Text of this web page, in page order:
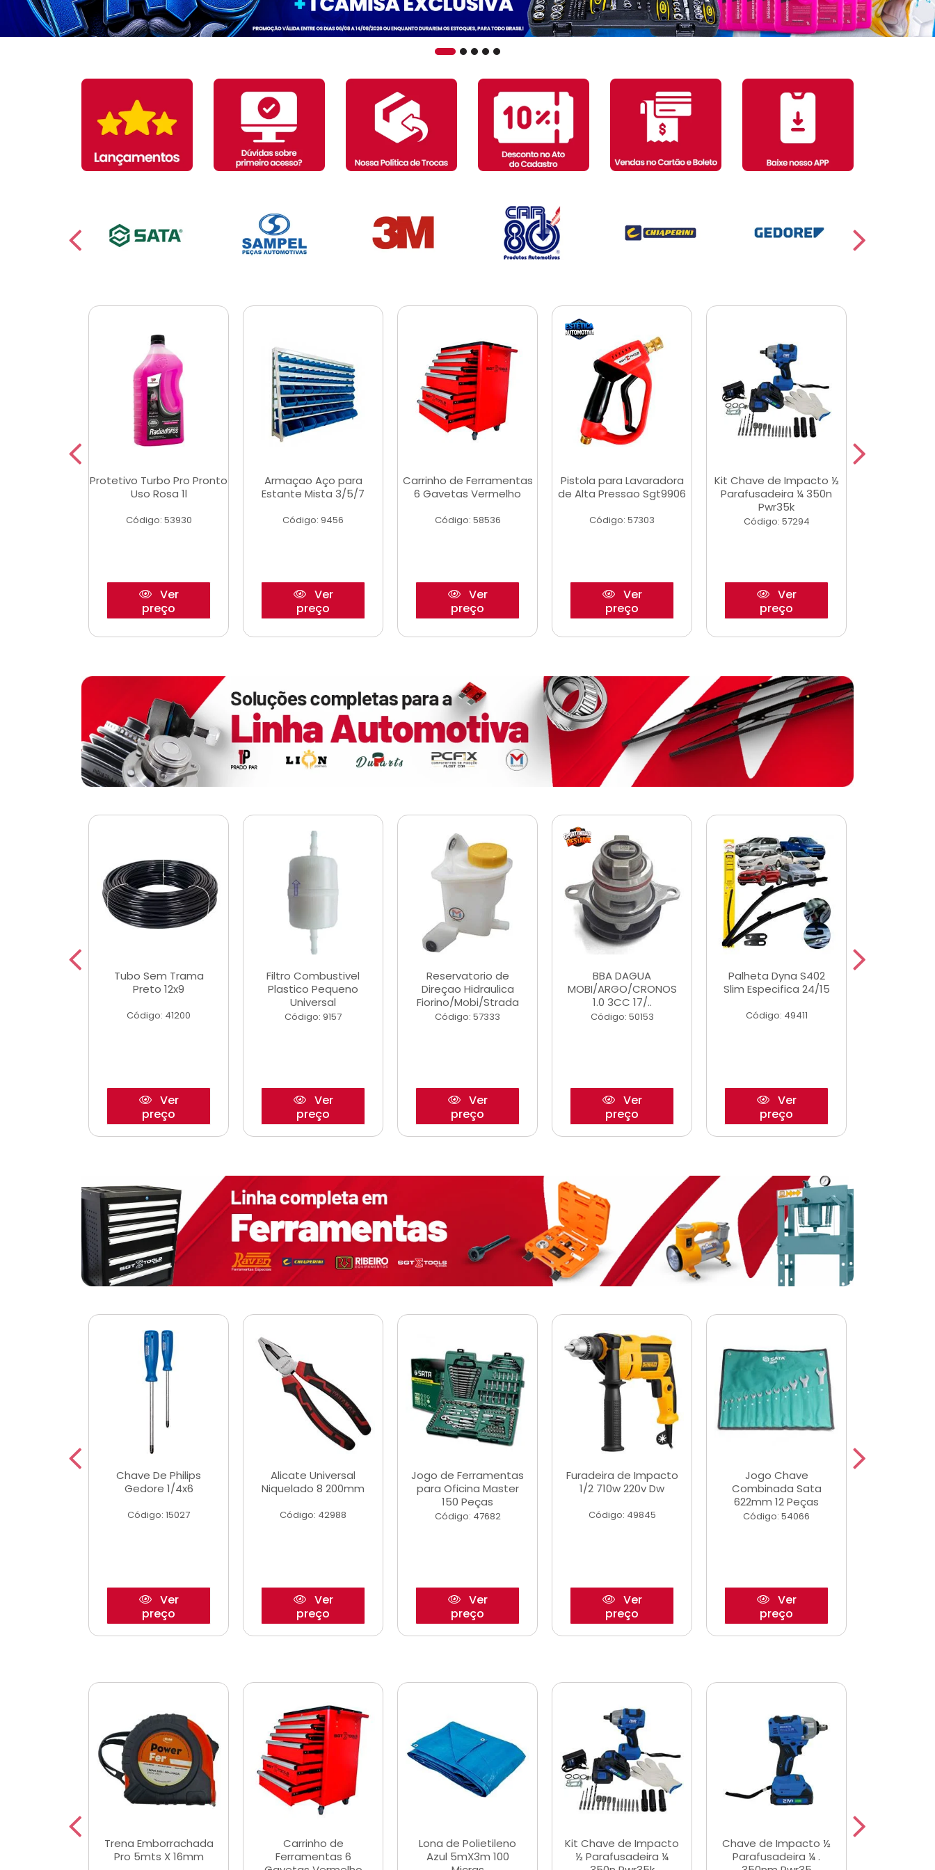
Protetivo Turbo Pro Pronto
Uso Rosa 1l
Código: 53930
Ver
preço
Armaçao Aço para
Estante Mista 3/5/7
Código: 9456
Ver
preço
Carrinho de Ferramentas
6 Gavetas Vermelho
Código: 58536
Ver
preço
Pistola para Lavaradora
de Alta Pressao Sgt9906
Código: 57303
Ver
preço
Kit Chave de Impacto ½
Parafusadeira ¼ 350n
Pwr35k
Código: 57294
Ver
preço
Tubo Sem Trama
Preto 12x9
Código: 41200
Ver
preço
Filtro Combustivel
Plastico Pequeno
Universal
Código: 9157
Ver
preço
Reservatorio de
Direçao Hidraulica
Fiorino/Mobi/Strada
Código: 57333
Ver
preço
BBA DAGUA
MOBI/ARGO/CRONOS
1.0 3CC 17/..
Código: 50153
Ver
preço
Palheta Dyna S402
Slim Especifica 24/15
Código: 49411
Ver
preço
Chave De Philips
Gedore 1/4x6
Código: 15027
Ver
preço
Alicate Universal
Niquelado 8 200mm
Código: 42988
Ver
preço
Jogo de Ferramentas
para Oficina Master
150 Peças
Código: 47682
Ver
preço
Furadeira de Impacto
1/2 710w 220v Dw
Código: 49845
Ver
preço
Jogo Chave
Combinada Sata
622mm 12 Peças
Código: 54066
Ver
preço
Trena Emborrachada
Pro 5mts X 16mm
Carrinho de
Ferramentas 6
Lona de Polietileno
Azul 5mX3m 100
Kit Chave de Impacto
½ Parafusadeira ¼
Chave de Impacto ½
Parafusadeira ¼ .